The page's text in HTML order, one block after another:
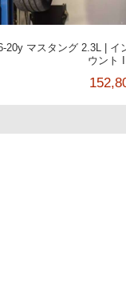
20y マスタング 2.3L | イ
ウント